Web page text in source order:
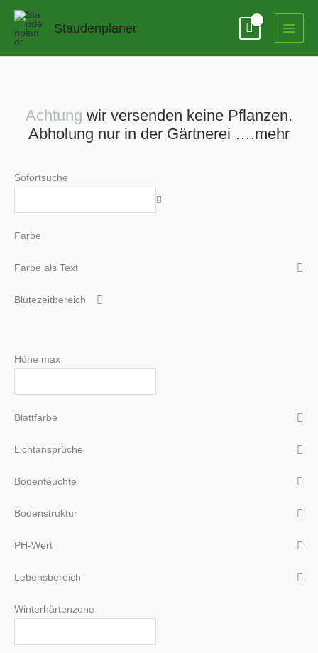
Zum
springen
Staudenplaner
Achtung wir versenden keine Pflanzen.
Abholung nur in der Gärtnerei ….mehr
Sofortsuche
Farbe
Farbe als Text
Blütezeitbereich
Höhe max
Blattfarbe
Lichtansprüche
Bodenfeuchte
Bodenstruktur
PH-Wert
Lebensbereich
Winterhärtenzone